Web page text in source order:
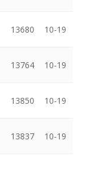
13680 10-19
13764 10-19
13850 10-19
13837 10-19